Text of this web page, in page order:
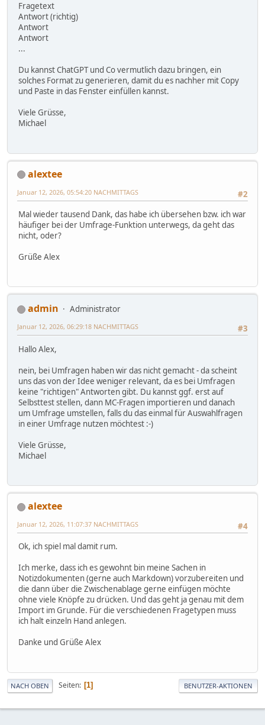
Fragetext
Antwort (richtig)
Antwort
Antwort
...
Du kannst ChatGPT und Co vermutlich dazu bringen, ein
solches Format zu generieren, damit du es nachher mit Copy
und Paste in das Fenster einfüllen kannst.
Viele Grüsse,
Michael
alextee
#2
Januar 12, 2026, 05:54:20 NACHMITTAGS
Mal wieder tausend Dank, das habe ich übersehen bzw. ich war
häufiger bei der Umfrage-Funktion unterwegs, da geht das
nicht, oder?
Grüße Alex
admin
Administrator
#3
Januar 12, 2026, 06:29:18 NACHMITTAGS
Hallo Alex,
nein, bei Umfragen haben wir das nicht gemacht - da scheint
uns das von der Idee weniger relevant, da es bei Umfragen
keine "richtigen" Antworten gibt. Du kannst ggf. erst auf
Selbsttest stellen, dann MC-Fragen importieren und danach
um Umfrage umstellen, falls du das einmal für Auswahlfragen
in einer Umfrage nutzen möchtest :-)
Viele Grüsse,
Michael
alextee
#4
Januar 12, 2026, 11:07:37 NACHMITTAGS
Ok, ich spiel mal damit rum.
Ich merke, dass ich es gewohnt bin meine Sachen in
Notizdokumenten (gerne auch Markdown) vorzubereiten und
die dann über die Zwischenablage gerne einfügen möchte
ohne viele Knöpfe zu drücken. Und das geht ja genau mit dem
Import im Grunde. Für die verschiedenen Fragetypen muss
ich halt einzeln Hand anlegen.
Danke und Grüße Alex
NACH OBEN Seiten 1 BENUTZER-AKTIONEN